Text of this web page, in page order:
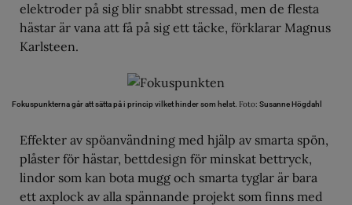
elektroder på sig blir snabbt stressad, men de flesta
hästar är vana att få på sig ett täcke, förklarar Magnus
Karlsteen.
Fokuspunkterna går att sätta på i princip vilket hinder som helst. Foto: Susanne Högdahl
Effekter av spöanvändning med hjälp av smarta spön,
plåster för hästar, bettdesign för minskat bettryck,
lindor som kan bota mugg och smarta tyglar är bara
ett axplock av alla spännande projekt som finns med